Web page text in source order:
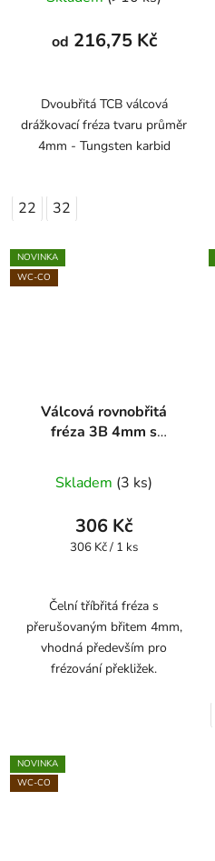
od 216,75 Kč
Dvoubřitá TCB válcová
drážkovací fréza tvaru průměr
4mm - Tungsten karbid
22 32
NOVINKA
WC-CO
Válcová rovnobřitá
fréza 3B 4mm s
Skladem (3 ks)
306 Kč
Měrná
306 Kč / 1 ks
Čelní tříbřitá fréza s
přerušovaným břitem 4mm,
vhodná především pro
frézování překližek.
NOVINKA
WC-CO